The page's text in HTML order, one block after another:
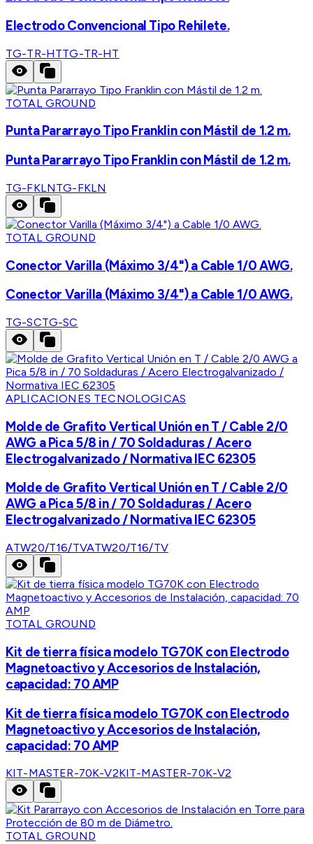
Electrodo Convencional Tipo Rehilete.
TG-TR-HTTG-TR-HT
TOTAL GROUND
Punta Pararrayo Tipo Franklin con Mástil de 1.2 m.
Punta Pararrayo Tipo Franklin con Mástil de 1.2 m.
TG-FKLNTG-FKLN
TOTAL GROUND
Conector Varilla (Máximo 3/4") a Cable 1/0 AWG.
Conector Varilla (Máximo 3/4") a Cable 1/0 AWG.
TG-SCTG-SC
APLICACIONES TECNOLOGICAS
Molde de Grafito Vertical Unión en T / Cable 2/0
AWG a Pica 5/8 in / 70 Soldaduras / Acero
Electrogalvanizado / Normativa IEC 62305
Molde de Grafito Vertical Unión en T / Cable 2/0
AWG a Pica 5/8 in / 70 Soldaduras / Acero
Electrogalvanizado / Normativa IEC 62305
ATW20/T16/TVATW20/T16/TV
TOTAL GROUND
Kit de tierra física modelo TG70K con Electrodo
Magnetoactivo y Accesorios de Instalación,
capacidad: 70 AMP
Kit de tierra física modelo TG70K con Electrodo
Magnetoactivo y Accesorios de Instalación,
capacidad: 70 AMP
KIT-MASTER-70K-V2KIT-MASTER-70K-V2
TOTAL GROUND